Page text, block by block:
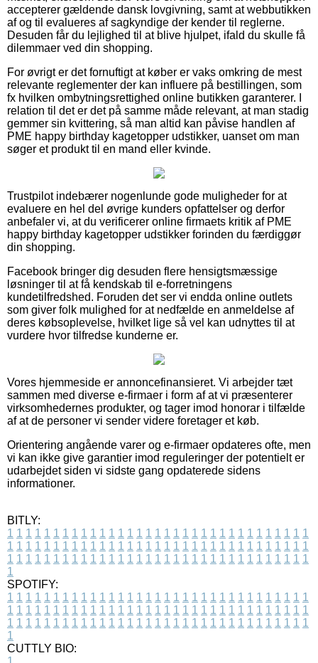
accepterer gældende dansk lovgivning, samt at webbutikken
af og til evalueres af sagkyndige der kender til reglerne.
Desuden får du lejlighed til at blive hjulpet, ifald du skulle få
dilemmaer ved din shopping.
For øvrigt er det fornuftigt at køber er vaks omkring de mest
relevante reglementer der kan influere på bestillingen, som
fx hvilken ombytningsrettighed online butikken garanterer. I
relation til det er det på samme måde relevant, at man stadig
gemmer sin kvittering, så man altid kan påvise handlen af
PME happy birthday kagetopper udstikker, uanset om man
søger et produkt til en mand eller kvinde.
Trustpilot indebærer nogenlunde gode muligheder for at
evaluere en hel del øvrige kunders opfattelser og derfor
anbefaler vi, at du verificerer online firmaets kritik af PME
happy birthday kagetopper udstikker forinden du færdiggør
din shopping.
Facebook bringer dig desuden flere hensigtsmæssige
løsninger til at få kendskab til e-forretningens
kundetilfredshed. Foruden det ser vi endda online outlets
som giver folk mulighed for at nedfælde en anmeldelse af
deres købsoplevelse, hvilket lige så vel kan udnyttes til at
vurdere hvor tilfredse kunderne er.
Vores hjemmeside er annoncefinansieret. Vi arbejder tæt
sammen med diverse e-firmaer i form af at vi præsenterer
virksomhedernes produkter, og tager imod honorar i tilfælde
af at de personer vi sender videre foretager et køb.
Orientering angående varer og e-firmaer opdateres ofte, men
vi kan ikke give garantier imod reguleringer der potentielt er
udarbejdet siden vi sidste gang opdaterede sidens
informationer.
BITLY:
1 1 1 1 1 1 1 1 1 1 1 1 1 1 1 1 1 1 1 1 1 1 1 1 1 1 1 1 1 1 1 1 1
1 1 1 1 1 1 1 1 1 1 1 1 1 1 1 1 1 1 1 1 1 1 1 1 1 1 1 1 1 1 1 1 1
1 1 1 1 1 1 1 1 1 1 1 1 1 1 1 1 1 1 1 1 1 1 1 1 1 1 1 1 1 1 1 1 1
1
SPOTIFY:
1 1 1 1 1 1 1 1 1 1 1 1 1 1 1 1 1 1 1 1 1 1 1 1 1 1 1 1 1 1 1 1 1
1 1 1 1 1 1 1 1 1 1 1 1 1 1 1 1 1 1 1 1 1 1 1 1 1 1 1 1 1 1 1 1 1
1 1 1 1 1 1 1 1 1 1 1 1 1 1 1 1 1 1 1 1 1 1 1 1 1 1 1 1 1 1 1 1 1
1
CUTTLY BIO: